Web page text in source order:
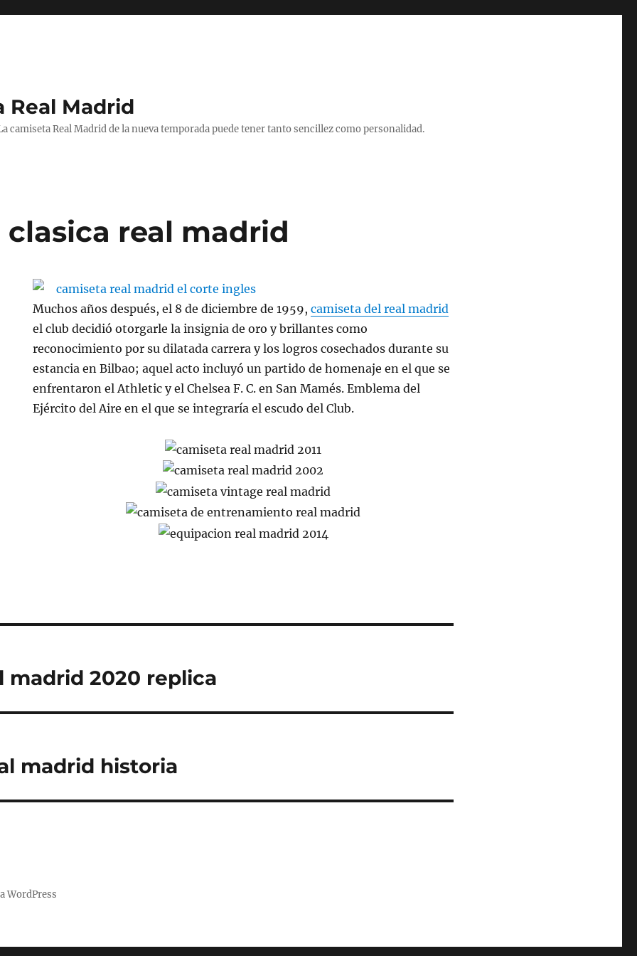
Real Madrid
camiseta Real Madrid de la nueva temporada puede tener tanto sencillez como personalidad.
real madrid
Muchos años después, el 8 de diciembre de 1959,camiseta del real madrid
el club decidió otorgarle la insignia de oro y brillantes como
reconocimiento por su dilatada carrera y los logros cosechados durante su
estancia en Bilbao; aquel acto incluyó un partido de homenaje en el que se
enfrentaron el Athletic y el Chelsea F. C. en San Mamés. Emblema del
Ejército del Aire en el que se integraría el escudo del Club.
madrid 2020 replica
madrid historia
WordPress